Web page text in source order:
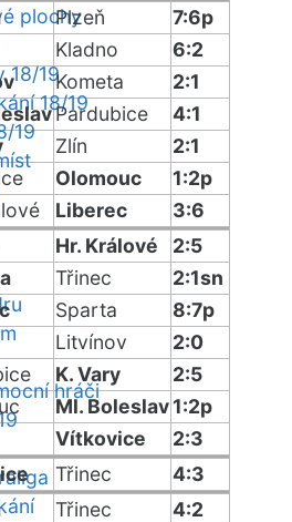
plochy
18/19
18/19
19
hráči
Plzeň
7:6p
Kladno
6:2
Kometa
2:1
Pardubice
4:1
Zlín
2:1
Olomouc
1:2p
Liberec
3:6
Hr. Králové
2:5
Třinec
2:1sn
Sparta
8:7p
Litvínov
2:0
K. Vary
2:5
Ml. Boleslav1:2p
Vítkovice
2:3
Třinec
4:3
Třinec
4:2